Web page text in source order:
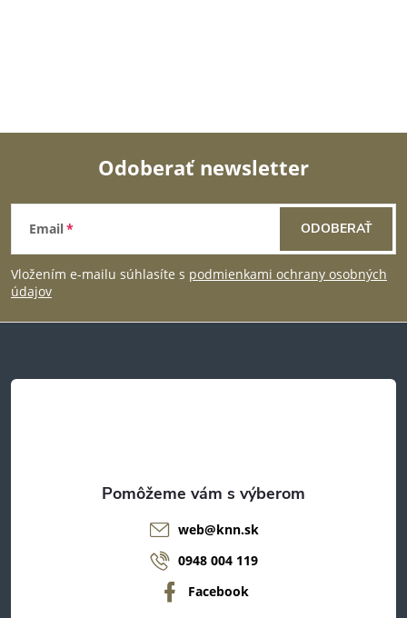
s
u
Z
á
p
t
Odoberať newsletter
Email
Vložením e-mailu súhlasíte s podmienkami ochrany osobných
údajov
ODOBERAŤ
web@knn.sk
0948 004 119
Facebook